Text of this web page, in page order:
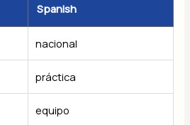
Spanish
nacional
práctica
equipo